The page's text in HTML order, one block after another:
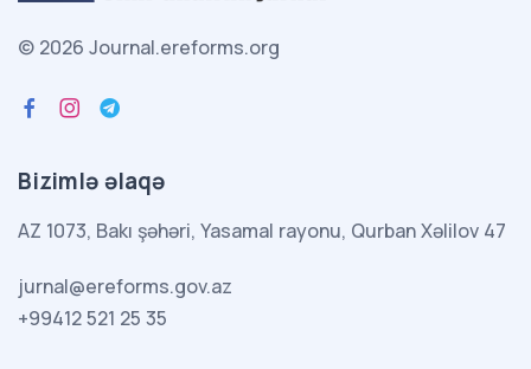
© 2026 Journal.ereforms.org
Bizimlə əlaqə
AZ 1073, Bakı şəhəri, Yasamal rayonu, Qurban Xəlilov 47
jurnal@ereforms.gov.az
+99412 521 25 35